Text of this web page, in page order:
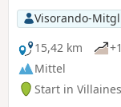
Visorando-
15,42 km
Mittel
Start in